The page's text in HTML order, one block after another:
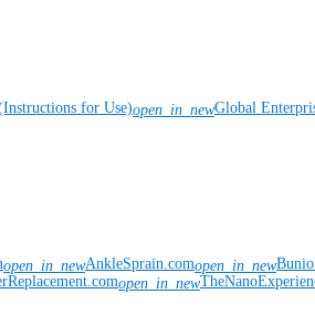
for Use)open_in_newGlobal
open_in_newAnkleSprain.comopen_in_new
open_in_new